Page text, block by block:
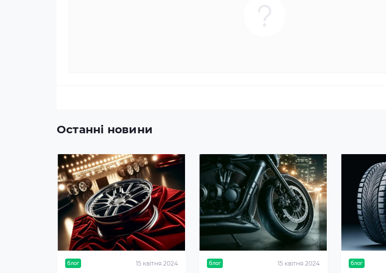
Останні новини
блог 15 квітня 2024 блог 15 квітня 2024 блог